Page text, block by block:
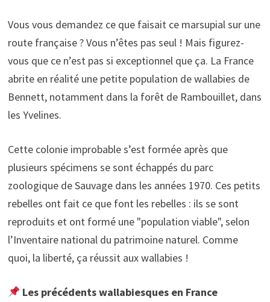
Vous vous demandez ce que faisait ce marsupial sur une
route française ? Vous n’êtes pas seul ! Mais figurez-
vous que ce n’est pas si exceptionnel que ça. La France
abrite en réalité une petite population de wallabies de
Bennett, notamment dans la forêt de Rambouillet, dans
les Yvelines.
Cette colonie improbable s’est formée après que
plusieurs spécimens se sont échappés du parc
zoologique de Sauvage dans les années 1970. Ces petits
rebelles ont fait ce que font les rebelles : ils se sont
reproduits et ont formé une "population viable", selon
l’Inventaire national du patrimoine naturel. Comme
quoi, la liberté, ça réussit aux wallabies !
Les précédents wallabiesques en France